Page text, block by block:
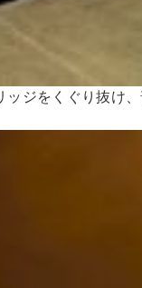
ジをくぐり抜け